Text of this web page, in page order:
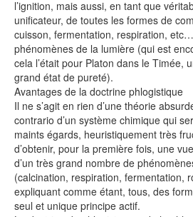
l’ignition, mais aussi, en tant que
unificateur, de toutes les formes de
cuisson, fermentation, respiration,
phénomènes de la lumière (qui est
cela l’était pour Platon dans le Timée,
grand état de pureté).
Avantages de la doctrine phlogistique
Il ne s’agit en rien d’une théorie
contrario d’un système chimique qui
maints égards, heuristiquement très
d’obtenir, pour la première fois, une
d’un très grand nombre de
(calcination, respiration, fermentation,
expliquant comme étant, tous, des
seul et unique principe actif.